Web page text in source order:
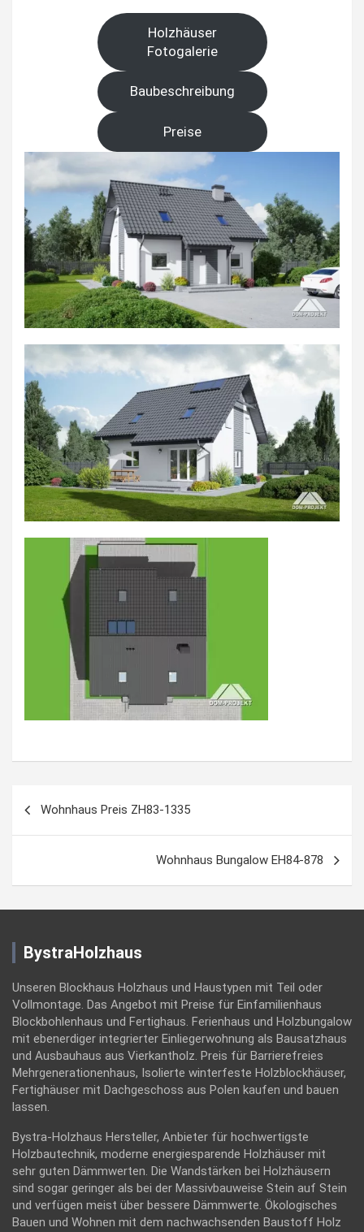
Holzhäuser
Fotogalerie
Baubeschreibung
Preise
Wohnhaus Preis ZH83-1335
Wohnhaus Bungalow EH84-878
BystraHolzhaus
Unseren Blockhaus Holzhaus und Haustypen mit Teil oder
Vollmontage. Das Angebot mit Preise für Einfamilienhaus
Blockbohlenhaus und Fertighaus. Ferienhaus und Holzbungalow
mit ebenerdiger integrierter Einliegerwohnung als Bausatzhaus
und Ausbauhaus aus Vierkantholz. Preis für Barrierefreies
Mehrgenerationenhaus, Isolierte winterfeste Holzblockhäuser,
Fertighäuser mit Dachgeschoss aus Polen kaufen und bauen
lassen.
Bystra-Holzhaus Hersteller, Anbieter für hochwertigste
Holzbautechnik, moderne energiesparende Holzhäuser mit
sehr guten Dämmwerten. Die Wandstärken bei Holzhäusern
sind sogar geringer als bei der Massivbauweise Stein auf Stein
und verfügen meist über bessere Dämmwerte. Ökologisches
Bauen und Wohnen mit dem nachwachsenden Baustoff Holz